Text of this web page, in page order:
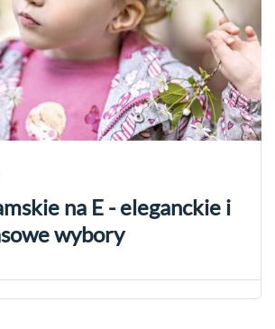
na E - eleganckie i
wybory